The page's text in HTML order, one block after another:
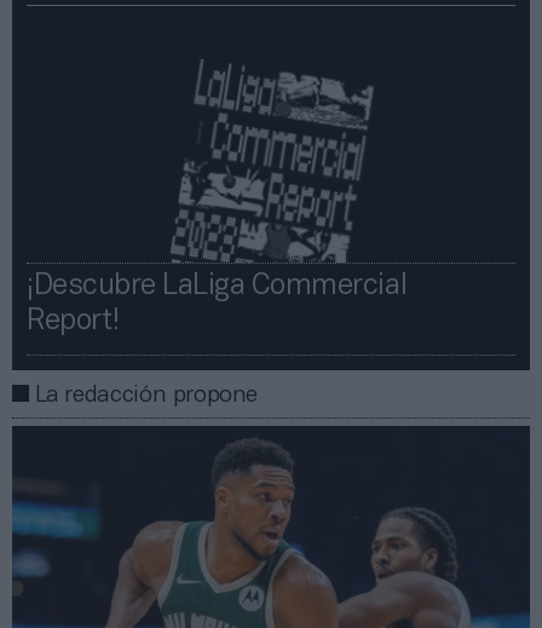
¡Descubre LaLiga Commercial
Report!​​
La redacción propone